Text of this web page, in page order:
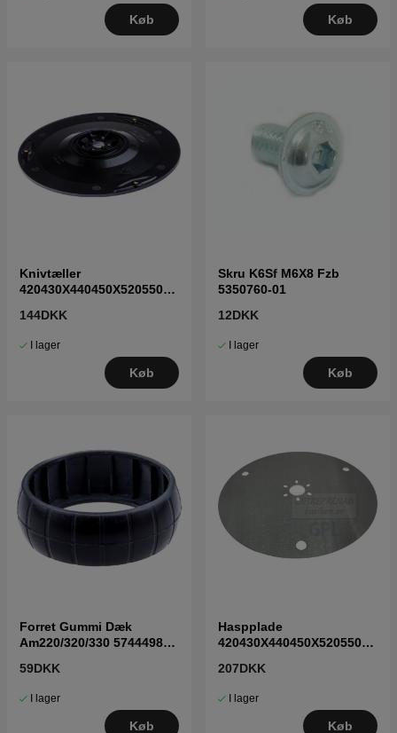
Køb Køb
Knivtæller
420430X440450X520550
144DKK
I lager
Køb
Skru K6Sf M6X8 Fzb
5350760-01
12DKK
I lager
Køb
Forret Gummi Dæk
Am220/320/330 5744498-
59DKK
I lager
Køb
Haspplade
420430X440450X520550
207DKK
I lager
Køb